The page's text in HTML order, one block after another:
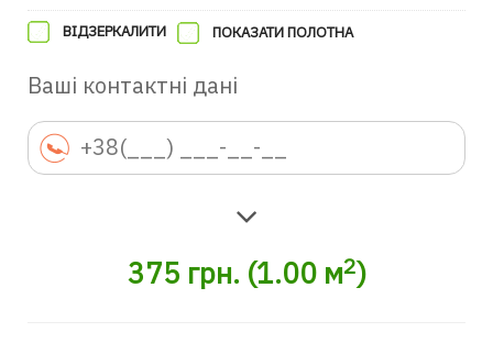
ВІДЗЕРКАЛИТИ ПОКАЗАТИ ПОЛОТНА
Ваші контактні дані
375 грн. (1.00м2)